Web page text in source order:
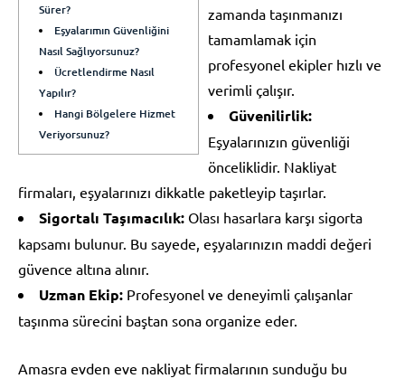
Sürer?
Eşyalarımın Güvenliğini
Nasıl Sağlıyorsunuz?
Ücretlendirme Nasıl
Yapılır?
Hangi Bölgelere Hizmet
Veriyorsunuz?
zamanda taşınmanızı
tamamlamak için
profesyonel ekipler hızlı ve
verimli çalışır.
Güvenilirlik:
Eşyalarınızın güvenliği
önceliklidir. Nakliyat
firmaları, eşyalarınızı dikkatle paketleyip taşırlar.
Sigortalı Taşımacılık: Olası hasarlara karşı sigorta
kapsamı bulunur. Bu sayede, eşyalarınızın maddi değeri
güvence altına alınır.
Uzman Ekip: Profesyonel ve deneyimli çalışanlar
taşınma sürecini baştan sona organize eder.
Amasra evden eve nakliyat firmalarının sunduğu bu